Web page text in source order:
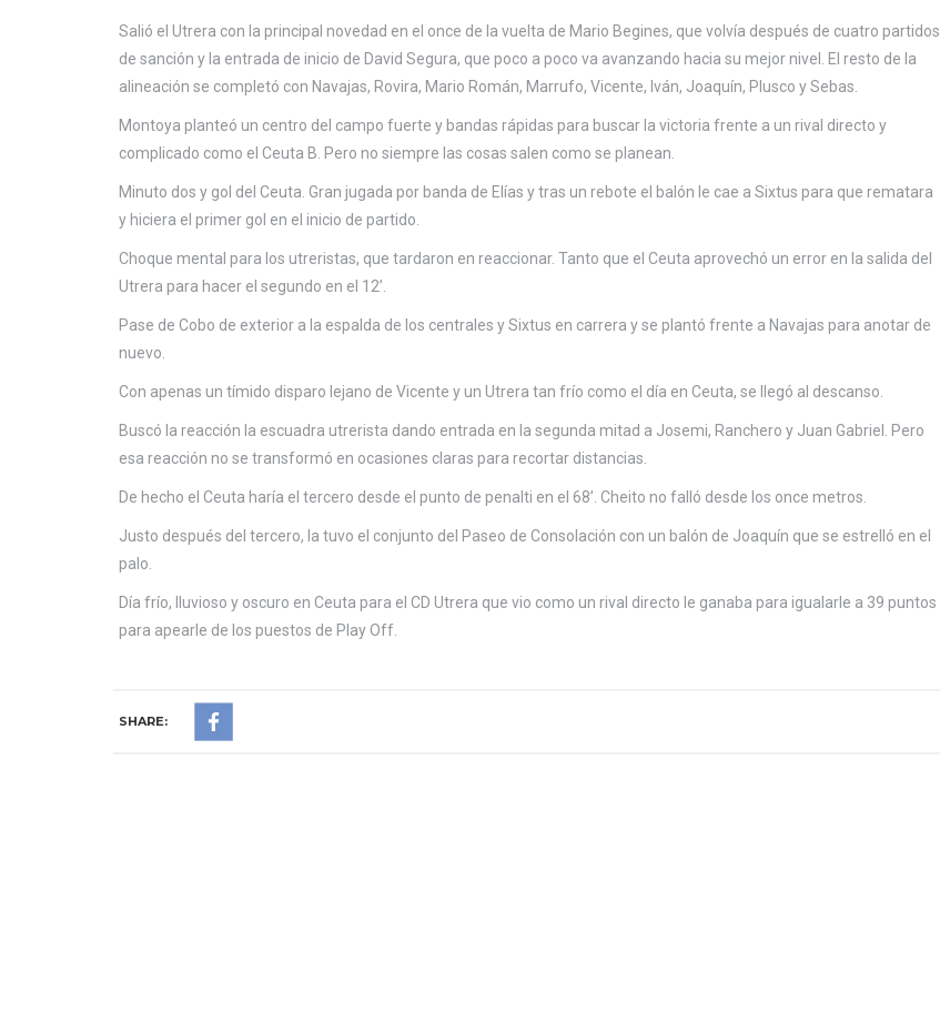
Salió el Utrera con la principal novedad en el once de la vuelta de Mario Begines, que volvía después de cuatro partidos
de sanción y la entrada de inicio de David Segura, que poco a poco va avanzando hacia su mejor nivel. El resto de la
alineación se completó con Navajas, Rovira, Mario Román, Marrufo, Vicente, Iván, Joaquín, Plusco y Sebas.
Montoya planteó un centro del campo fuerte y bandas rápidas para buscar la victoria frente a un rival directo y
complicado como el Ceuta B. Pero no siempre las cosas salen como se planean.
Minuto dos y gol del Ceuta. Gran jugada por banda de Elías y tras un rebote el balón le cae a Sixtus para que rematara
y hiciera el primer gol en el inicio de partido.
Choque mental para los utreristas, que tardaron en reaccionar. Tanto que el Ceuta aprovechó un error en la salida del
Utrera para hacer el segundo en el 12’.
Pase de Cobo de exterior a la espalda de los centrales y Sixtus en carrera y se plantó frente a Navajas para anotar de
nuevo.
Con apenas un tímido disparo lejano de Vicente y un Utrera tan frío como el día en Ceuta, se llegó al descanso.
Buscó la reacción la escuadra utrerista dando entrada en la segunda mitad a Josemi, Ranchero y Juan Gabriel. Pero
esa reacción no se transformó en ocasiones claras para recortar distancias.
De hecho el Ceuta haría el tercero desde el punto de penalti en el 68’. Cheito no falló desde los once metros.
Justo después del tercero, la tuvo el conjunto del Paseo de Consolación con un balón de Joaquín que se estrelló en el
palo.
Día frío, lluvioso y oscuro en Ceuta para el CD Utrera que vio como un rival directo le ganaba para igualarle a 39 puntos
para apearle de los puestos de Play Off.
SHARE: